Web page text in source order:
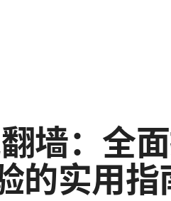
墙：全
的实用指